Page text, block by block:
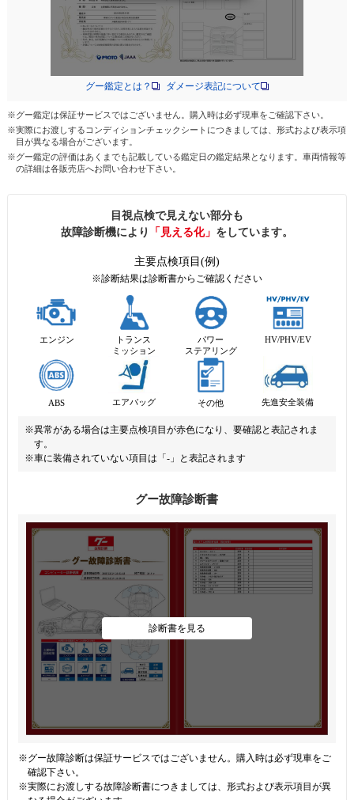
グー鑑定とは？ ダメージ表記について
※グー鑑定は保証サービスではございません。購入時は必ず現車をご確認下さい。
※実際にお渡しするコンディションチェックシートにつきましては、形式および表示項
目が異なる場合がございます。
※グー鑑定の評価はあくまでも記載している鑑定日の鑑定結果となります。車両情報等
の詳細は各販売店へお問い合わせ下さい。
目視点検で見えない部分も
故障診断機により
「見える化」 をしています。
主要点検項目(例)
※診断結果は診断書からご確認ください
エンジン
トランス
ミッション
パワー
ステアリング
HV/PHV/EV
ABS エアバッグ その他 先進安全装備
※異常がある場合は主要点検項目が赤色になり、要確認と表記されま
す。
※車に装備されていない項目は「-」と表記されます
グー故障診断書
診断書を見る
※グー故障診断は保証サービスではございません。購入時は必ず現車をご
確認下さい。
※実際にお渡しする故障診断書につきましては、形式および表示項目が異